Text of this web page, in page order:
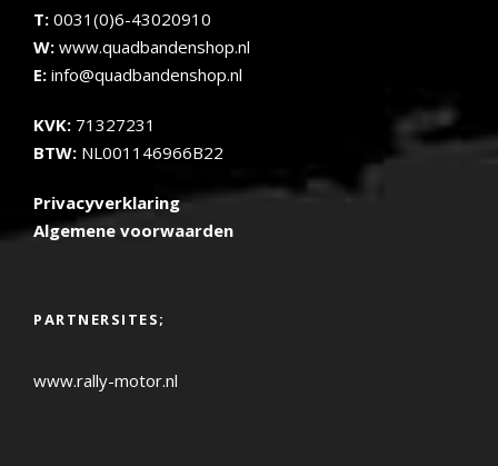
T: 0031(0)6-43020910
W: www.quadbandenshop.nl
E: info@quadbandenshop.nl
KVK: 71327231
BTW: NL001146966B22
Privacyverklaring
Algemene voorwaarden
PARTNERSITES;
www.rally-motor.nl